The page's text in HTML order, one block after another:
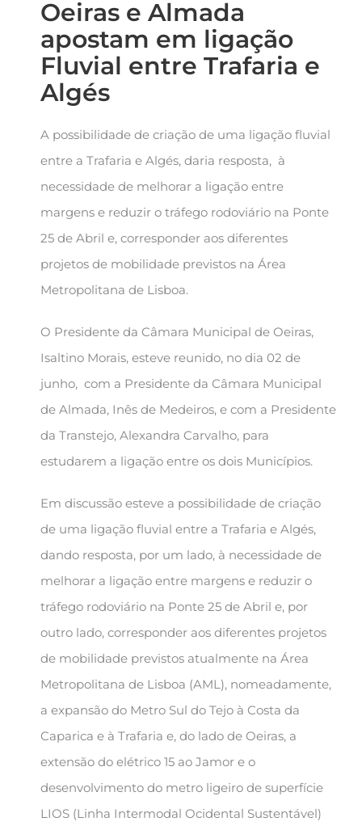
Oeiras e Almada
apostam em ligação
Fluvial entre Trafaria e
Algés
A possibilidade de criação de uma ligação fluvial
entre a Trafaria e Algés, daria resposta, à
necessidade de melhorar a ligação entre
margens e reduzir o tráfego rodoviário na Ponte
25 de Abril e, corresponder aos diferentes
projetos de mobilidade previstos na Área
Metropolitana de Lisboa.
O Presidente da Câmara Municipal de Oeiras,
Isaltino Morais, esteve reunido, no dia 02 de
junho, com a Presidente da Câmara Municipal
de Almada, Inês de Medeiros, e com a Presidente
da Transtejo, Alexandra Carvalho, para
estudarem a ligação entre os dois Municípios.
Em discussão esteve a possibilidade de criação
de uma ligação fluvial entre a Trafaria e Algés,
dando resposta, por um lado, à necessidade de
melhorar a ligação entre margens e reduzir o
tráfego rodoviário na Ponte 25 de Abril e, por
outro lado, corresponder aos diferentes projetos
de mobilidade previstos atualmente na Área
Metropolitana de Lisboa (AML), nomeadamente,
a expansão do Metro Sul do Tejo à Costa da
Caparica e à Trafaria e, do lado de Oeiras, a
extensão do elétrico 15 ao Jamor e o
desenvolvimento do metro ligeiro de superfície
LIOS (Linha Intermodal Ocidental Sustentável)